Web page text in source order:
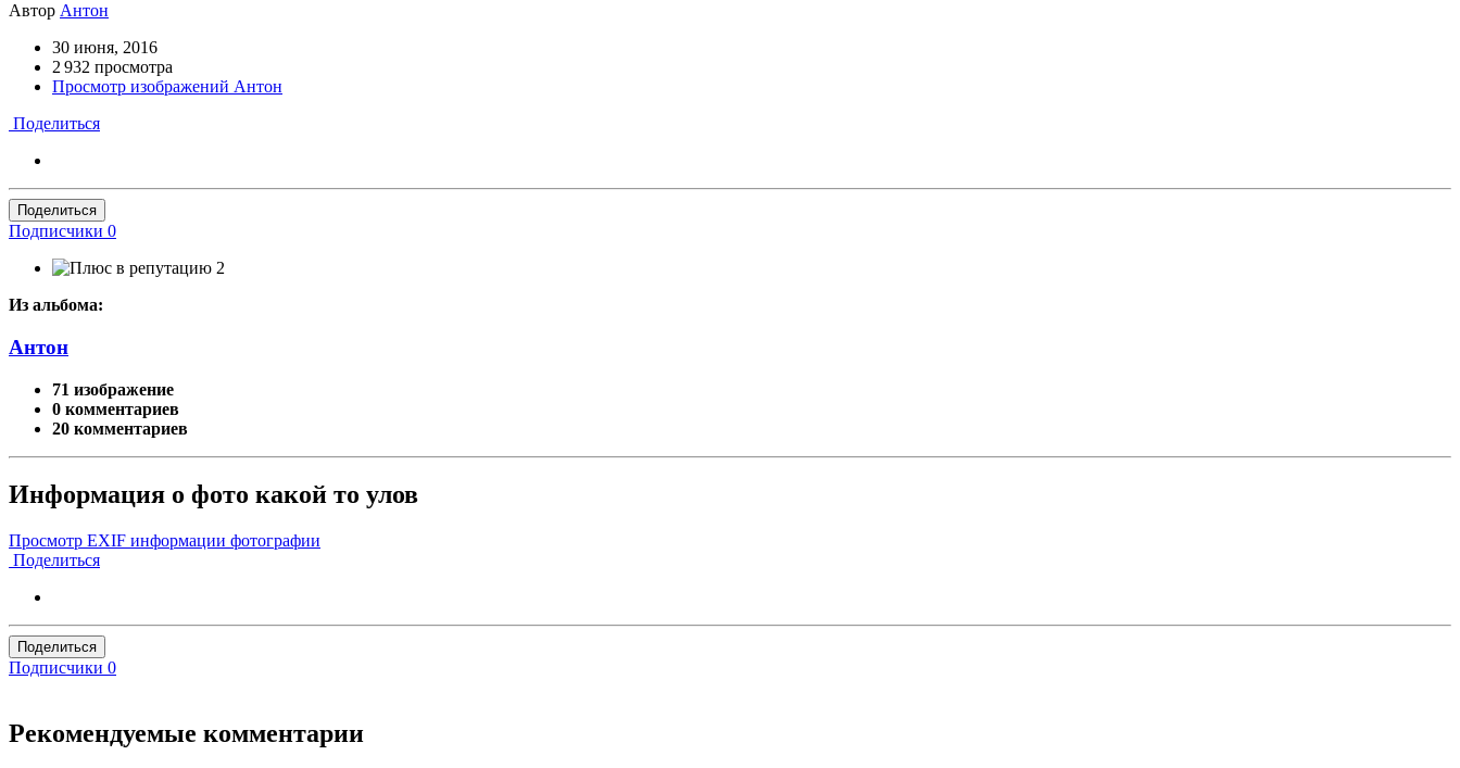
Автор Антон
30 июня, 2016
2 932 просмотра
Просмотр изображений Антон
Поделиться
Поделиться
Подписчики 0
2
Из альбома:
Антон
71 изображение
0 комментариев
20 комментариев
Информация о фото какой то улов
Просмотр EXIF информации фотографии
Поделиться
Поделиться
Подписчики 0
Рекомендуемые комментарии